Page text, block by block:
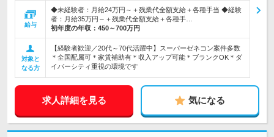
給与
◆未経験者：月給24万円～＋残業代全額支給＋各種手当 ◆経験
者：月給35万円～＋残業代全額支給＋各種手…
初年度の年収： 450～700万円
対象と
なる方
【経験者歓迎／20代～70代活躍中】スーパーゼネコン案件多数
＊全国配属可＊家賃補助有＊収入アップ可能＊ブランクOK＊ダ
イバーシティ重視の環境です
求人詳細を見る 気になる